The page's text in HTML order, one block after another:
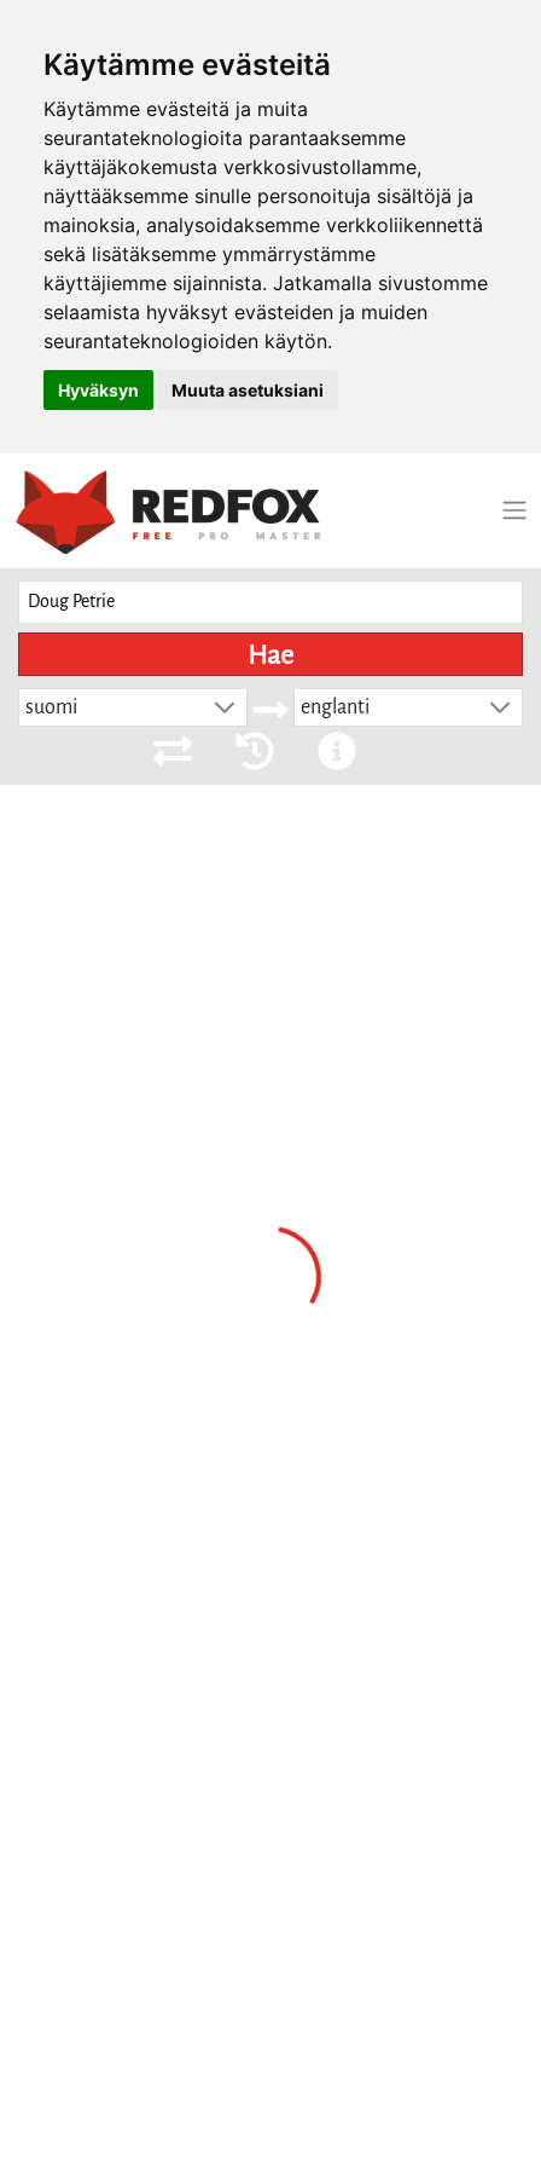
Käytämme evästeitä
Käytämme evästeitä ja muita
seurantateknologioita parantaaksemme
käyttäjäkokemusta verkkosivustollamme,
näyttääksemme sinulle personoituja sisältöjä ja
mainoksia, analysoidaksemme verkkoliikennettä
sekä lisätäksemme ymmärrystämme
käyttäjiemme sijainnista. Jatkamalla sivustomme
selaamista hyväksyt evästeiden ja muiden
seurantateknologioiden käytön.
Hyväksyn Muuta asetuksiani
Hae
suomi englanti